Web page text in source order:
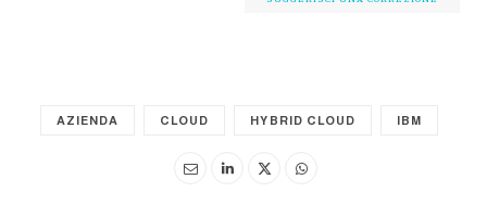
AZIENDA CLOUD HYBRID CLOUD IBM